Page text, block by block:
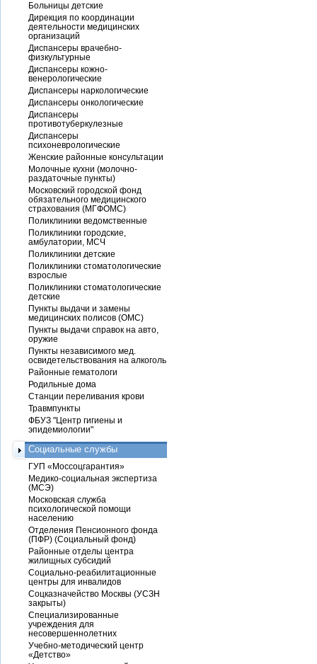
Больницы детские
Дирекция по координации
деятельности медицинских
организаций
Диспансеры врачебно-
физкультурные
Диспансеры кожно-
венерологические
Диспансеры наркологические
Диспансеры онкологические
Диспансеры
противотуберкулезные
Диспансеры
психоневрологические
Женские районные консультации
Молочные кухни (молочно-
раздаточные пункты)
Московский городской фонд
обязательного медицинского
страхования (МГФОМС)
Поликлиники ведомственные
Поликлиники городские,
амбулатории, МСЧ
Поликлиники детские
Поликлиники стоматологические
взрослые
Поликлиники стоматологические
детские
Пункты выдачи и замены
медицинских полисов (ОМС)
Пункты выдачи справок на авто,
оружие
Пункты независимого мед.
освидетельствования на алкоголь
Районные гематологи
Родильные дома
Станции переливания крови
Травмпункты
ФБУЗ "Центр гигиены и
эпидемиологии"
Социальные службы
ГУП «Моссоцгарантия»
Медико-социальная экспертиза
(МСЭ)
Московская служба
психологической помощи
населению
Отделения Пенсионного фонда
(ПФР) (Социальный фонд)
Районные отделы центра
жилищных субсидий
Социально-реабилитационные
центры для инвалидов
Соцказначейство Москвы (УСЗН
закрыты)
Специализированные
учреждения для
несовершеннолетних
Учебно-методический центр
«Детство»